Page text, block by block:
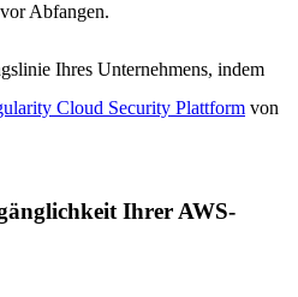
Abfangen.
Ihres Unternehmens, indem
Cloud Security Plattform von
Ihrer AWS-